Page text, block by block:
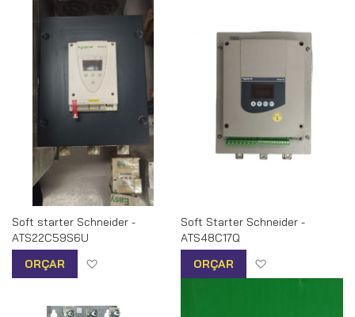
Soft starter Schneider -
ATS22C59S6U
ORÇAR
Adicionar à lista de desejos
Soft Starter Schneider -
ATS48C17Q
ORÇAR